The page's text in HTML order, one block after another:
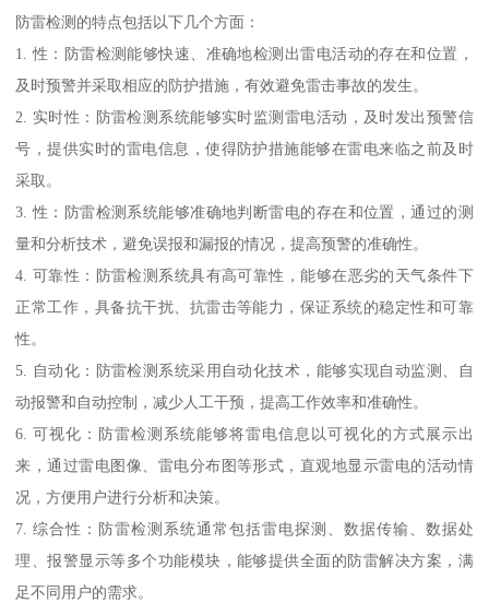
防雷检测的特点包括以下几个方面：
1. 性：防雷检测能够快速、准确地检测出雷电活动的存在和位置，
及时预警并采取相应的防护措施，有效避免雷击事故的发生。
2. 实时性：防雷检测系统能够实时监测雷电活动，及时发出预警信
号，提供实时的雷电信息，使得防护措施能够在雷电来临之前及时
采取。
3. 性：防雷检测系统能够准确地判断雷电的存在和位置，通过的测
量和分析技术，避免误报和漏报的情况，提高预警的准确性。
4. 可靠性：防雷检测系统具有高可靠性，能够在恶劣的天气条件下
正常工作，具备抗干扰、抗雷击等能力，保证系统的稳定性和可靠
性。
5. 自动化：防雷检测系统采用自动化技术，能够实现自动监测、自
动报警和自动控制，减少人工干预，提高工作效率和准确性。
6. 可视化：防雷检测系统能够将雷电信息以可视化的方式展示出
来，通过雷电图像、雷电分布图等形式，直观地显示雷电的活动情
况，方便用户进行分析和决策。
7. 综合性：防雷检测系统通常包括雷电探测、数据传输、数据处
理、报警显示等多个功能模块，能够提供全面的防雷解决方案，满
足不同用户的需求。